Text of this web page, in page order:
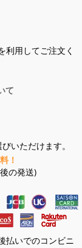
利用してご注文く
て
いただけます。
！
の発送)
払いでのコンビニ